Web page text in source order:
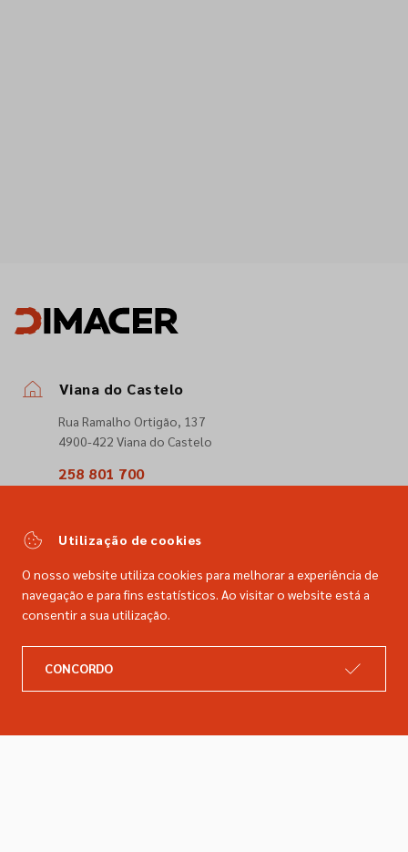
Viana do Castelo
Rua Ramalho Ortigão, 137
4900-422 Viana do Castelo
258 801 700
comercial@dimacer.com
Catálogo
Utilização de cookies
O nosso website utiliza cookies para melhorar a experiência de
navegação e para fins estatísticos. Ao visitar o website está a
consentir a sua utilização.
CONCORDO